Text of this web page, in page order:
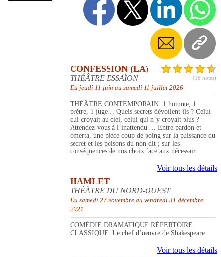
(18 notes)
CONFESSION (LA)
THÉÂTRE ESSAÏON
Du jeudi 11 juin au samedi 11 juillet 2026
THÉÂTRE CONTEMPORAIN. 1 homme, 1
prêtre, 1 juge… Quels secrets dévoilent-ils ? Celui
qui croyait au ciel, celui qui n’y croyait plus ?
Attendez-vous à l’inattendu … Entre pardon et
omerta, une pièce coup de poing sur la puissance du
secret et les poisons du non-dit ; sur les
conséquences de nos choix face aux nécessair...
Voir tous les détails
HAMLET
THÉÂTRE DU NORD-OUEST
Du samedi 27 novembre au vendredi 31 décembre
2021
COMÉDIE DRAMATIQUE RÉPERTOIRE
CLASSIQUE. Le chef d’oeuvre de Shakespeare.
Voir tous les détails